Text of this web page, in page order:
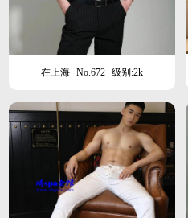
在上海 No.672 级别:2k